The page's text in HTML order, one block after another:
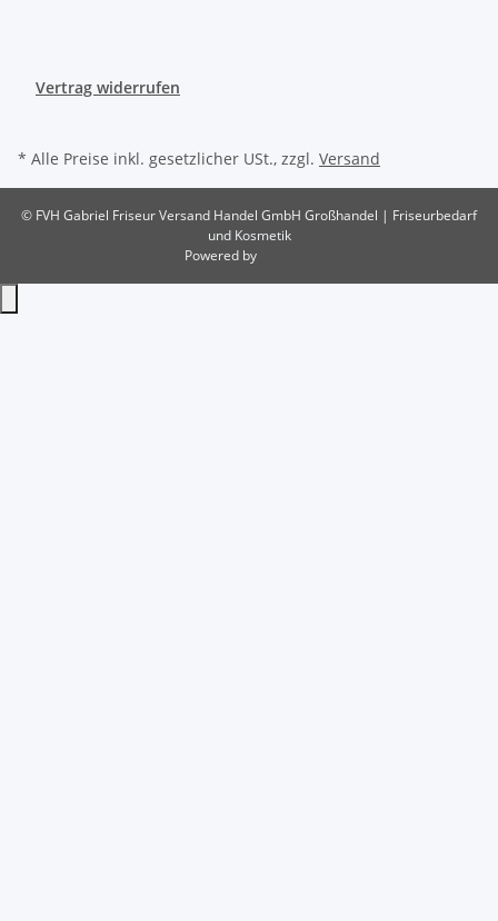
Vertrag widerrufen
* Alle Preise inkl. gesetzlicher USt., zzgl. Versand
© FVH Gabriel Friseur Versand Handel GmbH Großhandel | Friseurbedarf
und Kosmetik
Powered by